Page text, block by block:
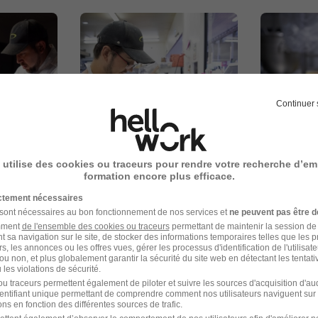
Leclerc
Vignes
Continuer
utilise des cookies ou traceurs pour rendre votre recherche
formation encore plus efficace.
nécessaires
nécessaires au bon fonctionnement de nos services et ne peuvent pas être
de l'ensemble des cookies ou traceurspermettant de maintenir la session
sa navigation sur le site, de stocker des informations temporaires telles que les
les annonces ou les offres vues, gérer les processus d'identification de
non, et plus globalement garantir la sécurité du site web en détectant les
violations de sécurité.
traceurs permettent également de piloter et suivre les sources d'acquisition
unique permettant de comprendre comment nos utilisateurs naviguent sur
en fonction des différentes sources de trafic.